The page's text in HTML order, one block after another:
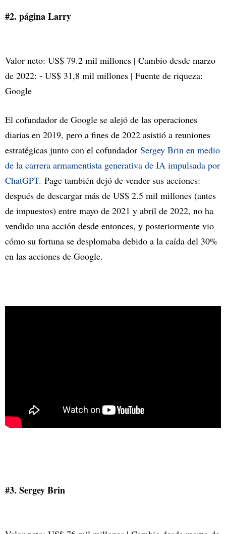
#2. página Larry
Valor neto: US$ 79.2 mil millones | Cambio desde marzo
de 2022: - US$ 31,8 mil millones | Fuente de riqueza:
Google
El cofundador de Google se alejó de las operaciones
diarias en 2019, pero a fines de 2022 asistió a reuniones
estratégicas junto con el cofundador Sergey Brin en medio
de la carrera armamentista generativa de IA impulsada por
ChatGPT. Page también dejó de vender sus acciones:
después de descargar más de US$ 2.5 mil millones (antes
de impuestos) entre mayo de 2021 y abril de 2022, no ha
vendido una acción desde entonces, y posteriormente vio
cómo su fortuna se desplomaba debido a la caída del 30%
en las acciones de Google.
#3. Sergey Brin